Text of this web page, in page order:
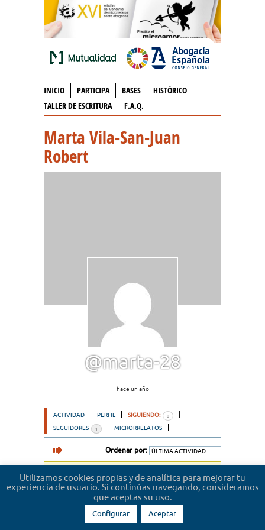
INICIO PARTICIPA BASES
HISTÓRICO
TALLER DE ESCRITURA
F.A.Q.
Marta Vila-San-Juan
Robert
@marta-28
hace un año
ACTIVIDAD PERFIL SIGUIENDO: 0
SEGUIDORES 1 MICRORRELATOS
Ordenar por:
Utilizamos cookies propias y de analítica para mejorar tu
experiencia de usuario. Si continúas navegando, consideramos
que aceptas su uso.
Configurar Aceptar